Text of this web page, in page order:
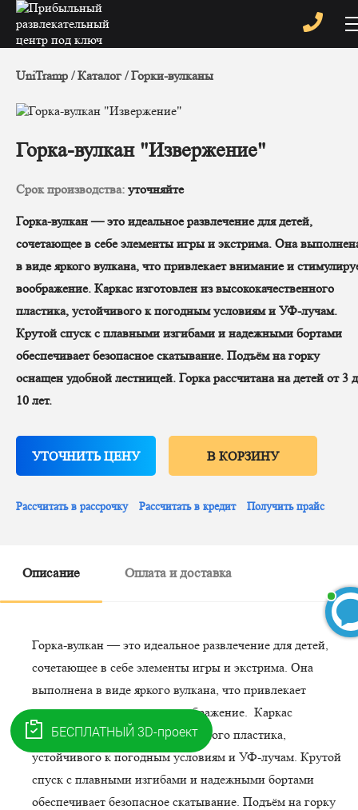
UniTramp Каталог Горки-вулканы
Горка-вулкан "Извержение"
Срок производства: уточняйте
Горка-вулкан — это идеальное развлечение для детей,
сочетающее в себе элементы игры и экстрима. Она
в виде яркого вулкана, что привлекает внимание и
воображение. Каркас изготовлен из высококачественного
пластика, устойчивого к погодным условиям и УФ-лучам.
Крутой спуск с плавными изгибами и надежными бортами
обеспечивает безопасное скатывание. Подъём на горку
оснащен удобной лестницей. Горка рассчитана на детей от 3
10 лет.
УТОЧНИТЬ ЦЕНУ В КОРЗИНУ
Рассчитать в рассрочку Рассчитать в кредит Получить прайс
Описание Оплата и доставка
Горка-вулкан — это идеальное развлечение для детей,
сочетающее в себе элементы игры и экстрима. Она
выполнена в виде яркого вулкана, что привлекает
внимание и стимулирует воображение. Каркас
изготовлен из высококачественного пластика,
устойчивого к погодным условиям и УФ-лучам. Крутой
спуск с плавными изгибами и надежными бортами
обеспечивает безопасное скатывание. Подъём на горку